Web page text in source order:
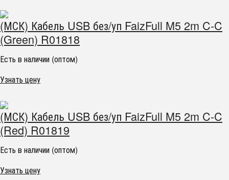
(МСК) Кабель USB без/уп FaizFull M5 2m C-C
(Green) R01818
Есть в наличии (оптом)
Узнать цену
(МСК) Кабель USB без/уп FaizFull M5 2m C-C
(Red) R01819
Есть в наличии (оптом)
Узнать цену